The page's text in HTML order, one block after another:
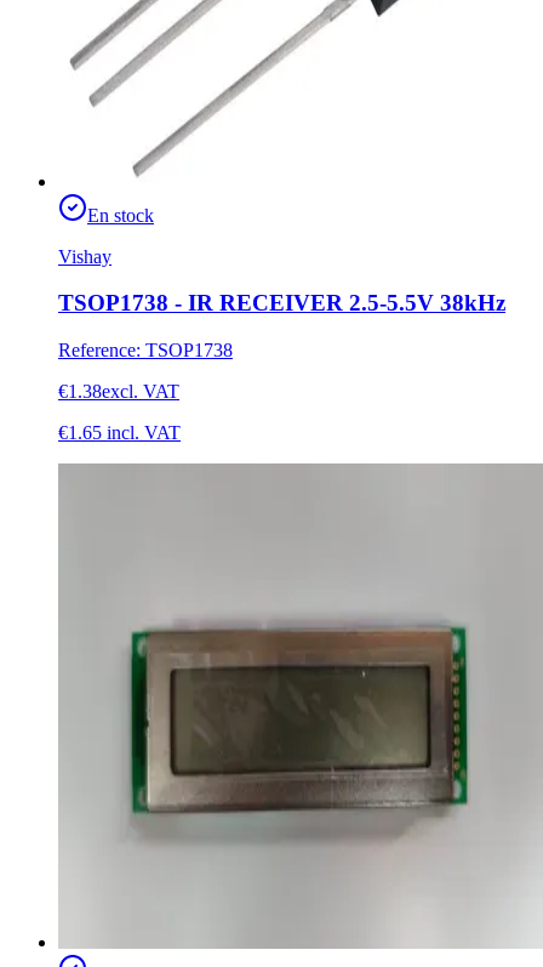
En stock
Vishay
TSOP1738 - IR RECEIVER 2.5-5.5V 38kHz
Reference: TSOP1738
€1.38excl. VAT
€1.65 incl. VAT